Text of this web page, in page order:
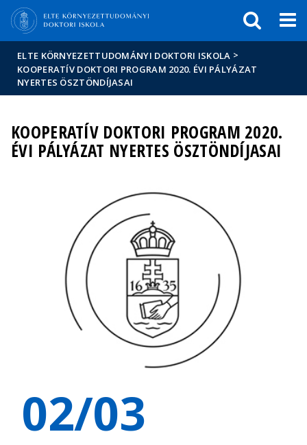
Hírek
Események
ELTE a
sajtóban
ELTE KÖRNYEZETTUDOMÁNYI DOKTORI ISKOLA >
KOOPERATÍV DOKTORI PROGRAM 2020. ÉVI PÁLYÁZAT
NYERTES ÖSZTÖNDÍJASAI
KOOPERATÍV DOKTORI PROGRAM 2020.
ÉVI PÁLYÁZAT NYERTES ÖSZTÖNDÍJASAI
02/03